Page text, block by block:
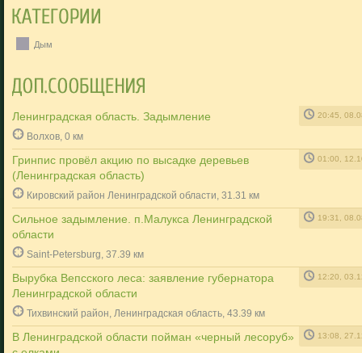
Дым
Ленинградская область. Задымление 20:45,
Волхов, 0 км
Гринпис провёл акцию по высадке деревьев
(Ленинградская область)
01:00,
Кировский район Ленинградской области, 31.31 км
Сильное задымление. п.Малукса Ленинградской
области
19:31,
Saint-Petersburg, 37.39 км
Вырубка Вепсского леса: заявление губернатора
Ленинградской области
12:20,
Тихвинский район, Ленинградская область, 43.39 км
В Ленинградской области пойман «черный лесоруб»
13:08,